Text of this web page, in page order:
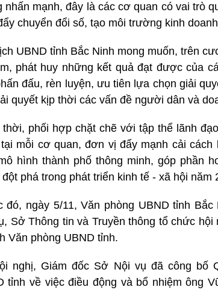
nhấn mạnh, đây là các cơ quan có vai trò
chuyển đổi số, tạo môi trường kinh
UBND tỉnh Bắc Ninh mong muốn, trên
phát huy những kết quả đạt được của
đấu, rèn luyện, ưu tiên lựa chọn giải
quyết kịp thời các vấn đề người dân và
phối hợp chặt chẽ với tập thể lãnh
mỗi cơ quan, đơn vị đẩy mạnh cải
hình thành phố thông minh, góp phần
phá trong phát triển kinh tế - xã hội năm
đó, ngày 5/11, Văn phòng UBND tỉnh
Sở Thông tin và Truyền thông tổ chức
Văn phòng UBND tỉnh.
nghị, Giám đốc Sở Nội vụ đã công bố
tỉnh về việc điều động và bổ nhiệm ông